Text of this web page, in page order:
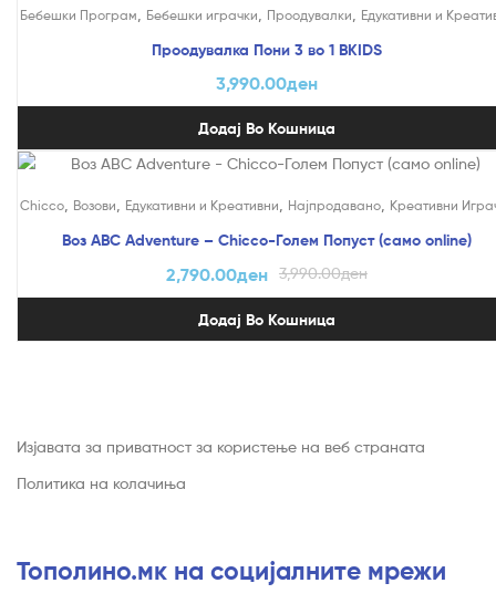
Бебешки Програм Бебешки играчки Проодувалки Едукативни и
Проодувалка Пони 3 во 1 BKIDS
3,990.00ден
Додај Во Кошница
Chicco, Возови, Едукативни и Креативни, Најпродавано, Креативни
Воз ABC Adventure – Chicco-Голем Попуст (само online)
3,990.00ден
2,790.00ден
Додај Во Кошница
Изјавата за приватност за користење на веб страната
Политика на колачиња
Тополино.мк на социјалните мрежи